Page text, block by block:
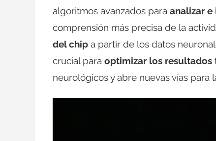
algoritmos avanzados para analizar e
comprensión más precisa de la
del chip a partir de los datos
crucial para optimizar los resultados
neurológicos y abre nuevas vías para